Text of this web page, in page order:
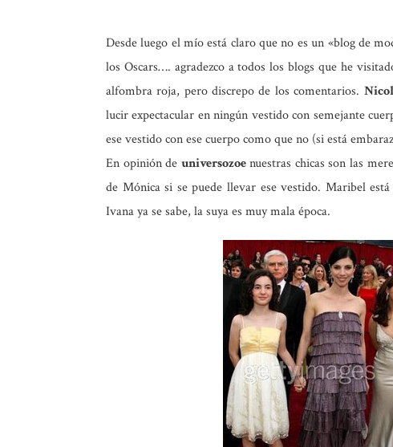
Desde luego el mío está claro que no es un «blog de
los Oscars…. agradezco a todos los blogs que he
alfombra roja, pero discrepo de los comentarios.
lucir expectacular en ningún vestido con semejante
ese vestido con ese cuerpo como que no (si está
En opinión deuniversozoenuestras chicas son las
de Mónica si se puede llevar ese vestido. Maribel
Ivana ya se sabe, la suya es muy mala época.